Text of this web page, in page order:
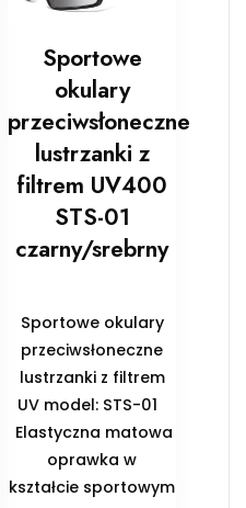
Sportowe
okulary
przeciwsłoneczne
lustrzanki z
filtrem UV400
STS-01
czarny/srebrny
Sportowe okulary
przeciwsłoneczne
lustrzanki z filtrem
UV model: STS-01
Elastyczna matowa
oprawka w
kształcie sportowym